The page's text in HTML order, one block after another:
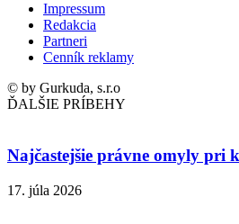
Impressum
Redakcia
Partneri
Cenník reklamy
© by Gurkuda, s.r.o
ĎALŠIE PRÍBEHY
Najčastejšie právne omyly pri
17. júla 2026